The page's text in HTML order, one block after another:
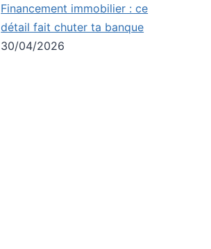
Financement immobilier : ce
détail fait chuter ta banque
30/04/2026